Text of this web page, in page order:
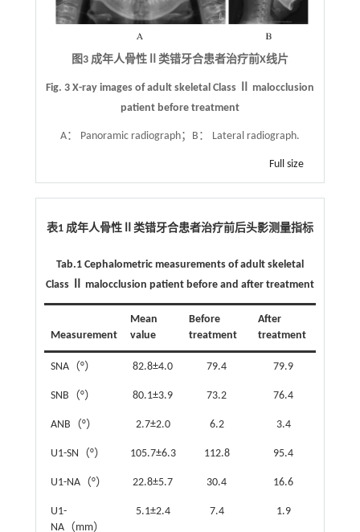
图3 成年人骨性Ⅱ类错牙合患者治疗前X线片
Fig. 3 X-ray images of adult skeletal Class Ⅱ malocclusion
patient before treatment
A： Panoramic radiograph；B： Lateral radiograph.
Full size
表1 成年人骨性Ⅱ类错牙合患者治疗前后头影测量指标
Tab.1 Cephalometric measurements of adult skeletal
Class Ⅱ malocclusion patient before and after treatment
Measurement
Mean
value
Before
treatment
After
treatment
SNA（°） 82.8±4.0 79.4 79.9
SNB（°） 80.1±3.9 73.2 76.4
ANB（°） 2.7±2.0 6.2 3.4
U1-SN（°） 105.7±6.3 112.8 95.4
U1-NA（°） 22.8±5.7 30.4 16.6
U1-
NA（mm）
5.1±2.4 7.4 1.9